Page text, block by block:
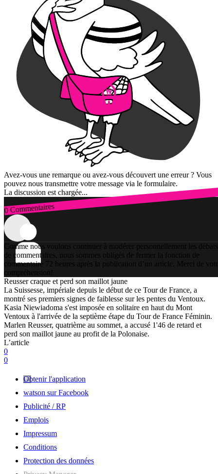
Avez-vous une remarque ou avez-vous découvert une erreur ? Vous
pouvez nous transmettre votre message via le formulaire.
La discussion est chargée...
0 Commentaires
Connexion
Comme nous voulons continuer à modérer personnellement les débats
de commentaires, nous sommes obligés de fermer la fonction de
commentaire 72 heures après la publication d’un article. Merci de
compréhension!
Reusser craque et perd son maillot jaune
La Suissesse, impériale depuis le début de ce Tour de France, a
montré ses premiers signes de faiblesse sur les pentes du Ventoux.
Kasia Niewiadoma s'est imposée en solitaire en haut du Mont
Ventoux à l'arrivée de la septième étape du Tour de France Féminin.
Marlen Reusser, quatrième au sommet, a accusé 1'46 de retard et
perd son maillot jaune au profit de la Polonaise.
L’article
0
0
Obtenir l'application
watson sur Facebook
Publicité / RP
Emplois
Impressum
Conditions
Protection des données